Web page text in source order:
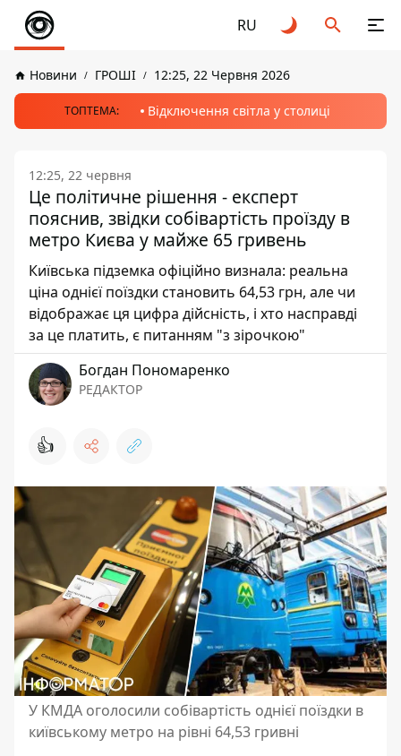
RU
Новини ГРОШІ 12:25, 22 Червня 2026
ТОПТЕМА: Відключення світла у столиці
12:25, 22 червня
Це політичне рішення - експерт
пояснив, звідки собівартість проїзду в
метро Києва у майже 65 гривень
Київська підземка офіційно визнала: реальна
ціна однієї поїздки становить 64,53 грн, але чи
відображає ця цифра дійсність, і хто насправді
за це платить, є питанням "з зірочкою"
Богдан Пономаренко
РЕДАКТОР
👍
У КМДА оголосили собівартість однієї поїздки в
київському метро на рівні 64,53 гривні